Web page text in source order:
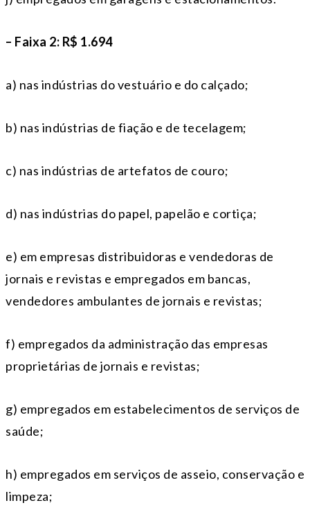
– Faixa 2: R$ 1.694
a) nas indústrias do vestuário e do calçado;
b) nas indústrias de fiação e de tecelagem;
c) nas indústrias de artefatos de couro;
d) nas indústrias do papel, papelão e cortiça;
e) em empresas distribuidoras e vendedoras de
jornais e revistas e empregados em bancas,
vendedores ambulantes de jornais e revistas;
f) empregados da administração das empresas
proprietárias de jornais e revistas;
g) empregados em estabelecimentos de serviços de
saúde;
h) empregados em serviços de asseio, conservação e
limpeza;